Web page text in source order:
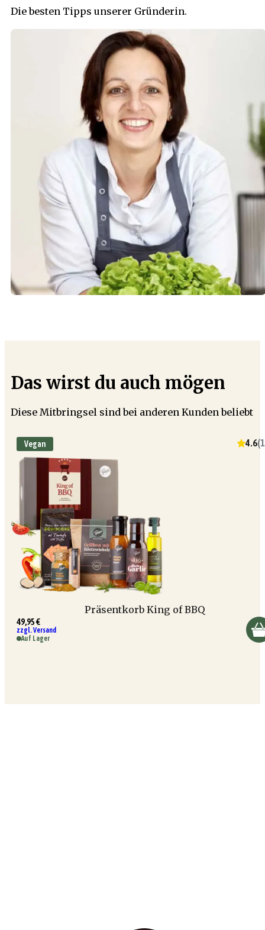
Die besten Tipps unserer Gründerin.
Das wirst du auch mögen
Diese Mitbringsel sind bei anderen Kunden beliebt
Vegan 4.6(
Präsentkorb King of BBQ
49,95 €
zzgl. Versand
Auf Lager